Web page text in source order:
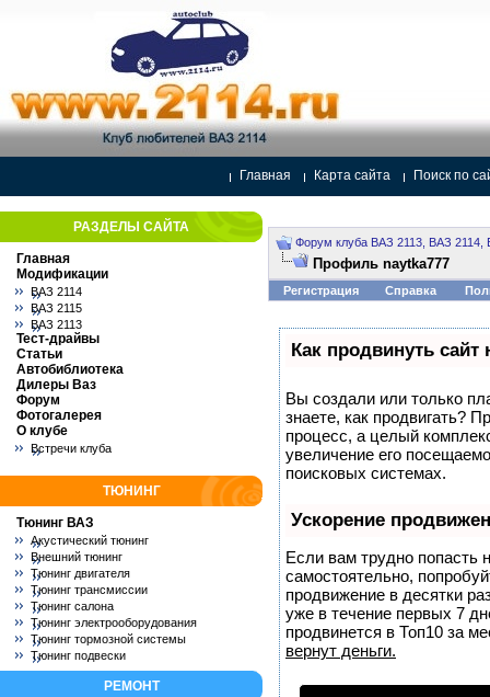
Главная Карта сайта Поиск по
РАЗДЕЛЫ САЙТА
Главная
Модификации
ВАЗ 2114
ВАЗ 2115
ВАЗ 2113
Тест-драйвы
Статьи
Автобиблиотека
Дилеры Ваз
Форум
Фотогалерея
О клубе
Встречи клуба
ТЮНИНГ
Тюнинг ВАЗ
Акустический тюнинг
Внешний тюнинг
Тюнинг двигателя
Тюнинг трансмиссии
Тюнинг салона
Тюнинг электрооборудования
Тюнинг тормозной системы
Тюнинг подвески
РЕМОНТ
Форум клуба ВАЗ 2113, ВАЗ 2114,
Профиль naytka777
Регистрация Справка
Как продвинуть
Вы создали или только
знаете, как продвигать?
процесс, а целый
увеличение его
поисковых системах.
Ускорение
Если вам трудно попасть
самостоятельно,
продвижение в десятки
уже в течение первых 7
продвинется в Топ10 за
вернут деньги.